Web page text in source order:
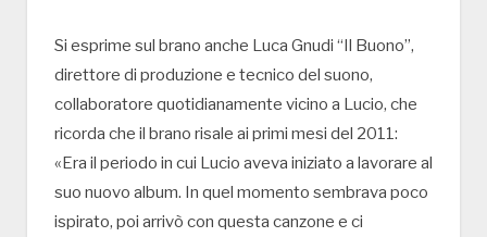
Si esprime sul brano anche Luca Gnudi “Il Buono”,
direttore di produzione e tecnico del suono,
collaboratore quotidianamente vicino a Lucio, che
ricorda che il brano risale ai primi mesi del 2011:
«Era il periodo in cui Lucio aveva iniziato a lavorare al
suo nuovo album. In quel momento sembrava poco
ispirato, poi arrivò con questa canzone e ci